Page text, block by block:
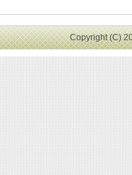
Copyright (C)